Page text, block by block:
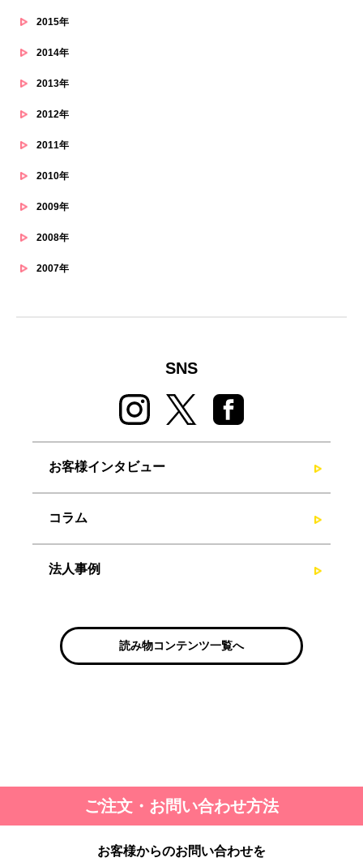
2015年
2014年
2013年
2012年
2011年
2010年
2009年
2008年
2007年
SNS
お客様インタビュー
コラム
法人事例
読み物コンテンツ一覧へ
ご注文・お問い合わせ方法
お客様からのお問い合わせを